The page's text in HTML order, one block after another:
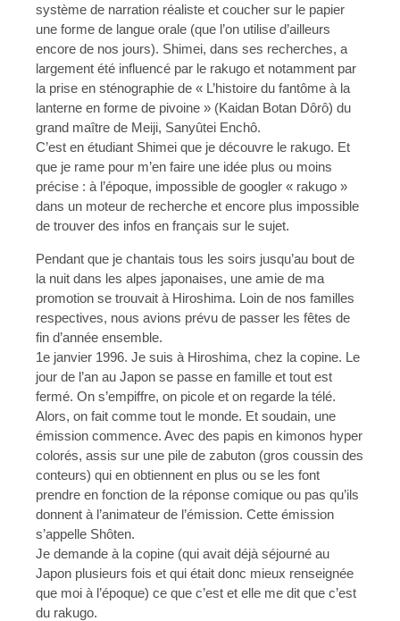
système de narration réaliste et coucher sur le papier
une forme de langue orale (que l’on utilise d’ailleurs
encore de nos jours). Shimei, dans ses recherches, a
largement été influencé par le rakugo et notamment par
la prise en sténographie de « L’histoire du fantôme à la
lanterne en forme de pivoine » (Kaidan Botan Dôrô) du
grand maître de Meiji, Sanyûtei Enchô.
C’est en étudiant Shimei que je découvre le rakugo. Et
que je rame pour m’en faire une idée plus ou moins
précise : à l’époque, impossible de googler « rakugo »
dans un moteur de recherche et encore plus impossible
de trouver des infos en français sur le sujet.
Pendant que je chantais tous les soirs jusqu’au bout de
la nuit dans les alpes japonaises, une amie de ma
promotion se trouvait à Hiroshima. Loin de nos familles
respectives, nous avions prévu de passer les fêtes de
fin d’année ensemble.
1e janvier 1996. Je suis à Hiroshima, chez la copine. Le
jour de l’an au Japon se passe en famille et tout est
fermé. On s’empiffre, on picole et on regarde la télé.
Alors, on fait comme tout le monde. Et soudain, une
émission commence. Avec des papis en kimonos hyper
colorés, assis sur une pile de zabuton (gros coussin des
conteurs) qui en obtiennent en plus ou se les font
prendre en fonction de la réponse comique ou pas qu’ils
donnent à l’animateur de l’émission. Cette émission
s’appelle Shôten.
Je demande à la copine (qui avait déjà séjourné au
Japon plusieurs fois et qui était donc mieux renseignée
que moi à l’époque) ce que c’est et elle me dit que c’est
du rakugo.